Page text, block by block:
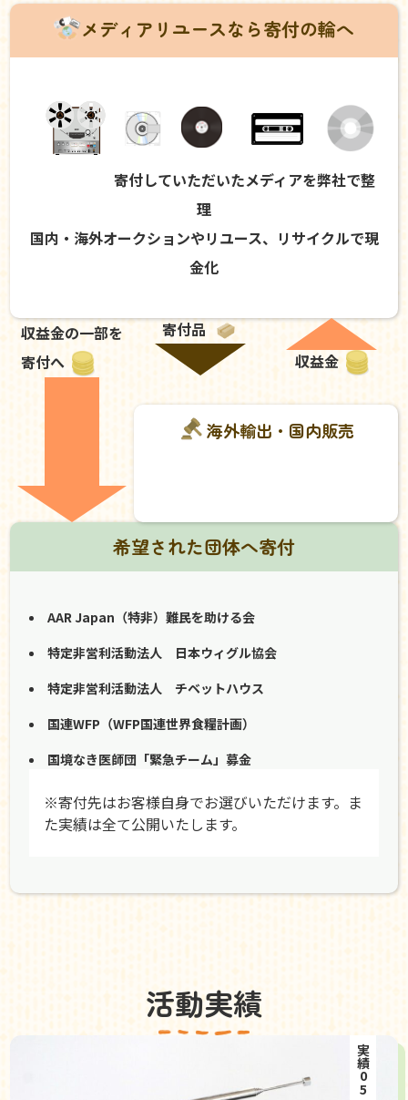
メディアリユースなら寄付の輪へ
寄付していただいたメディアを弊社で整
理
国内・海外オークションやリユース、リサイクルで現
金化
収益金の一部を
寄付へ
寄付品
収益金
海外輸出・国内販売
希望された団体へ寄付
AAR Japan（特非）難民を助ける会
特定非営利活動法人 日本ウィグル協会
特定非営利活動法人 チベットハウス
国連WFP（WFP国連世界食糧計画）
国境なき医師団「緊急チーム」募金
※寄付先はお客様自身でお選びいただけます。ま
た実績は全て公開いたします。
活動実績
実績05